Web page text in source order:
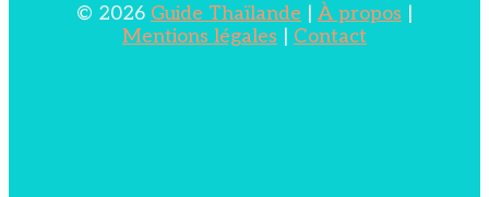
© 2026 Guide Thaïlande | À propos |
Mentions légales | Contact